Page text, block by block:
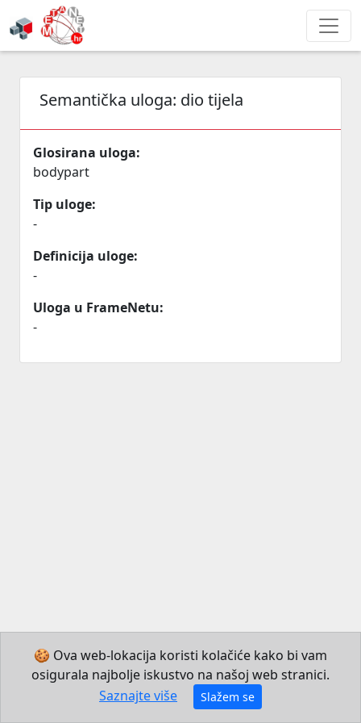
Semantička uloga: dio tijela
Glosirana uloga:
bodypart
Tip uloge:
-
Definicija uloge:
-
Uloga u FrameNetu:
-
🍪 Ova web-lokacija koristi kolačiće kako bi vam
osigurala najbolje iskustvo na našoj web stranici.
Saznajte više
Slažem se
© 2026 Institut za hrvatski jezik i jezikoslovlje
Izradio JB Mechatronics